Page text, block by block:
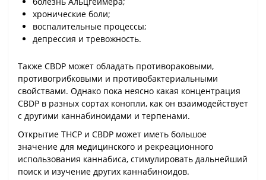
хронические боли;
воспалительные процессы;
депрессия и тревожность.
Также CBDP может обладать противораковыми,
противогрибковыми и противобактериальными
свойствами. Однако пока неясно какая концентрация
CBDP в разных сортах конопли, как он взаимодействует
с другими каннабиноидами и терпенами.
Открытие THCP и CBDP может иметь большое
значение для медицинского и рекреационного
использования каннабиса, стимулировать дальнейший
поиск и изучение других каннабиноидов.